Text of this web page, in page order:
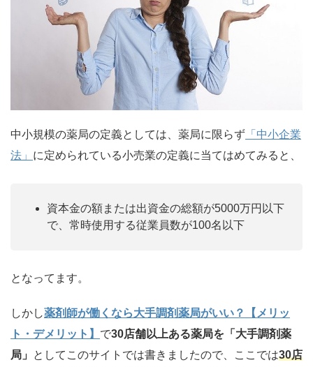
中小規模の薬局の定義としては、薬局に限らず 「中小企業
法」 に定められている小売業の定義に当てはめてみると、
資本金の額または出資金の総額が5000万円以下
で、常時使用する従業員数が100名以下
となってます。
しかし薬剤師が働くなら大手調剤薬局がいい？【メリッ
ト・デメリット】 で30店舗以上ある薬局を 「大手調剤薬
局」
としてこのサイトでは書きましたので、ここでは30店